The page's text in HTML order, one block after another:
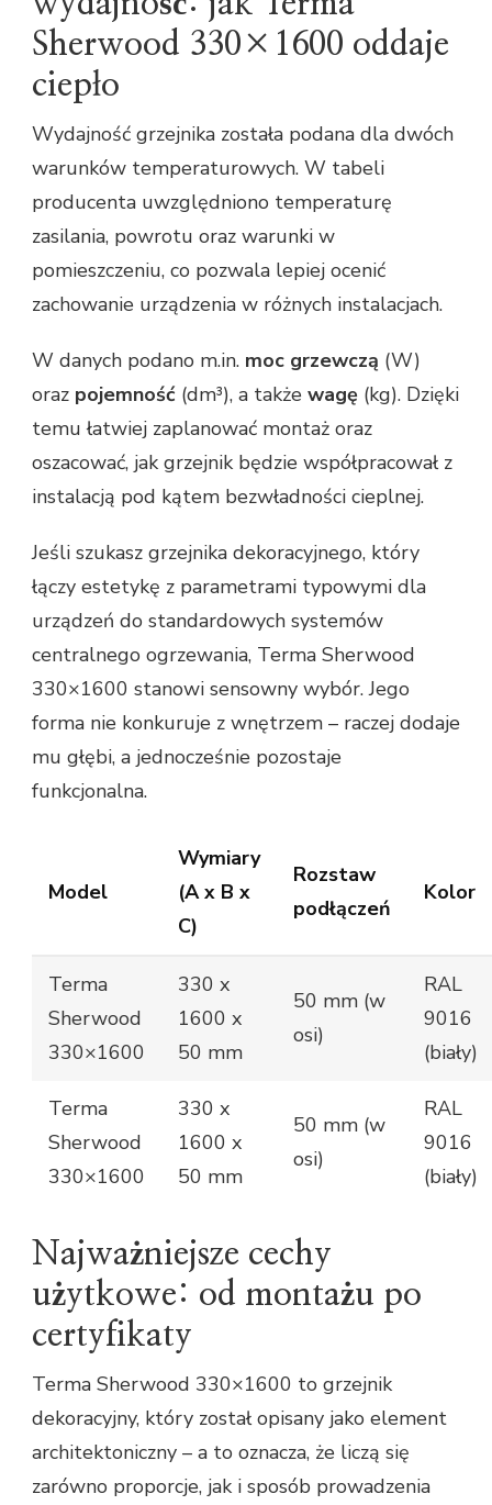
Sherwood 330×1600 oddaje
ciepło
Wydajność grzejnika została podana dla dwóch
warunków temperaturowych. W tabeli
producenta uwzględniono temperaturę
zasilania, powrotu oraz warunki w
pomieszczeniu, co pozwala lepiej ocenić
zachowanie urządzenia w różnych instalacjach.
W danych podano m.in. moc grzewczą (W)
oraz pojemność (dm³), a także wagę (kg). Dzięki
temu łatwiej zaplanować montaż oraz
oszacować, jak grzejnik będzie współpracował z
instalacją pod kątem bezwładności cieplnej.
Jeśli szukasz grzejnika dekoracyjnego, który
łączy estetykę z parametrami typowymi dla
urządzeń do standardowych systemów
centralnego ogrzewania, Terma Sherwood
330×1600 stanowi sensowny wybór. Jego
forma nie konkuruje z wnętrzem – raczej dodaje
mu głębi, a jednocześnie pozostaje
funkcjonalna.
Model
Wymiary
(A x B x
C)
Rozstaw
podłączeń
Kolor
Terma
Sherwood
330×1600
330 x
1600 x
50 mm
50 mm (w
osi)
RAL
9016
(biały)
Terma
Sherwood
330×1600
330 x
1600 x
50 mm
50 mm (w
osi)
RAL
9016
(biały)
Najważniejsze cechy
użytkowe: od montażu po
certyfikaty
Terma Sherwood 330×1600 to grzejnik
dekoracyjny, który został opisany jako element
architektoniczny – a to oznacza, że liczą się
zarówno proporcje, jak i sposób prowadzenia